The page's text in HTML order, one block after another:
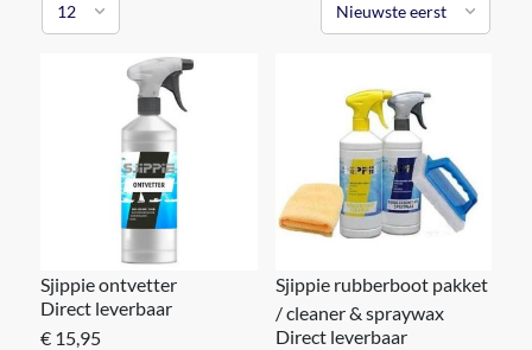
Sjippie ontvetter
Direct leverbaar
€ 15,95
Sjippie rubberboot pakket
/ cleaner & spraywax
Direct leverbaar